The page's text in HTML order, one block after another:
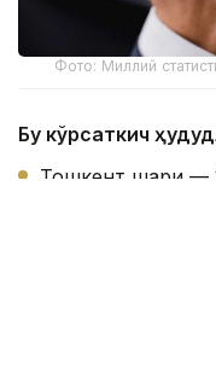
Фото: Миллий
Бу кўрсаткич
Тошкент шаҳри —